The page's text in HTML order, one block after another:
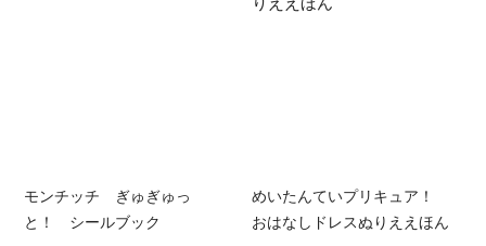
モンチッチ ぎゅぎゅっ
と！ シールブック
めいたんていプリキュア！
おはなしドレスぬりええほん